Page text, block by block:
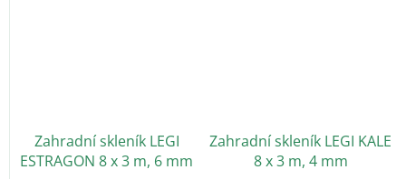
Zahradní skleník LEGI
ESTRAGON 8 x 3 m, 6 mm
Zahradní skleník LEGI KALE
8 x 3 m, 4 mm